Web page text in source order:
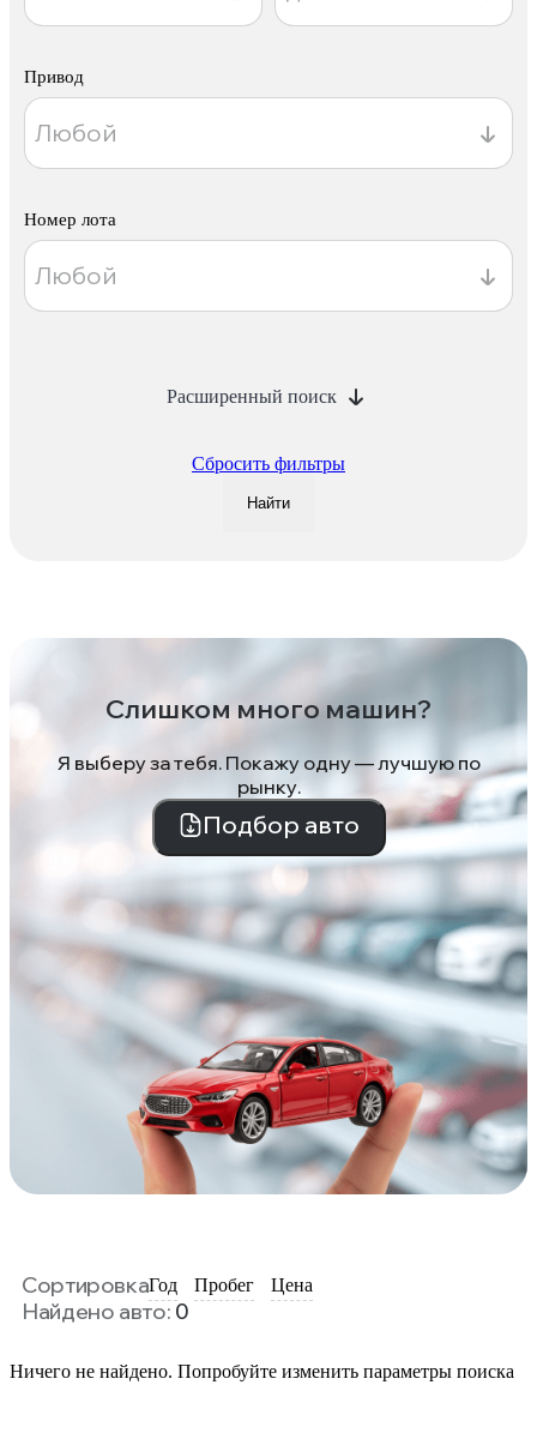
Привод
Номер лота
Расширенный поиск
Сбросить фильтры
Найти
Слишком много машин?
Я выберу за тебя. Покажу одну — лучшую по
рынку.
Подбор авто
СортировкаГод Пробег Цена
Найдено авто: 0
Ничего не найдено. Попробуйте изменить параметры поиска